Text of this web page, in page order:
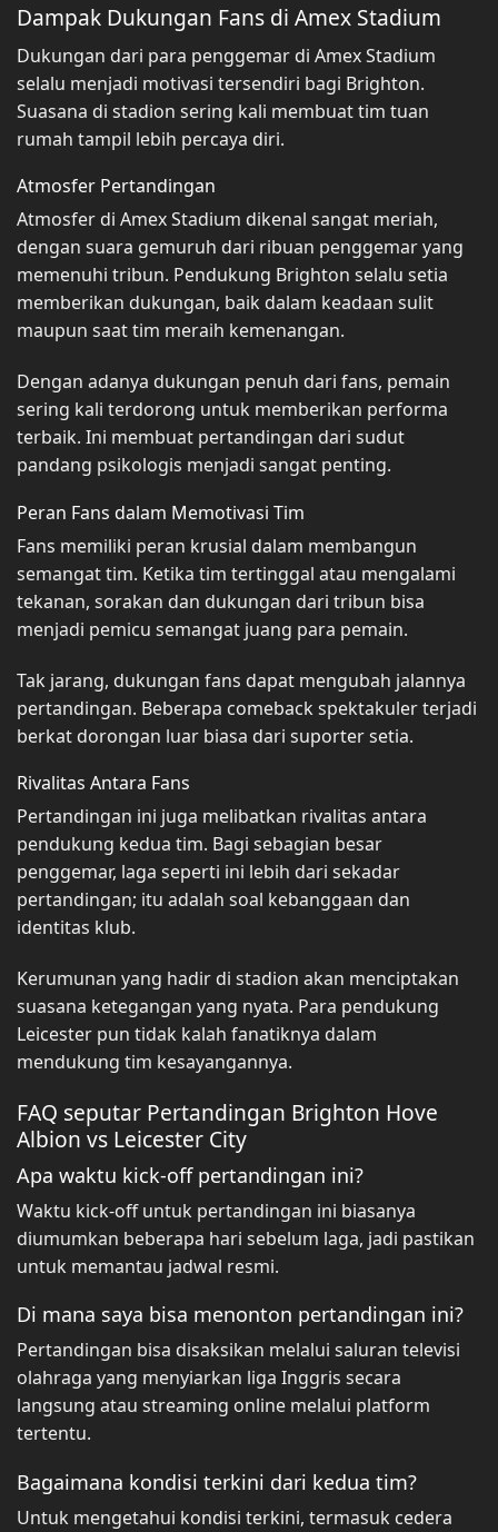
Dampak Dukungan Fans di Amex Stadium
Dukungan dari para penggemar di Amex Stadium
selalu menjadi motivasi tersendiri bagi Brighton.
Suasana di stadion sering kali membuat tim tuan
rumah tampil lebih percaya diri.
Atmosfer Pertandingan
Atmosfer di Amex Stadium dikenal sangat meriah,
dengan suara gemuruh dari ribuan penggemar yang
memenuhi tribun. Pendukung Brighton selalu setia
memberikan dukungan, baik dalam keadaan sulit
maupun saat tim meraih kemenangan.
Dengan adanya dukungan penuh dari fans, pemain
sering kali terdorong untuk memberikan performa
terbaik. Ini membuat pertandingan dari sudut
pandang psikologis menjadi sangat penting.
Peran Fans dalam Memotivasi Tim
Fans memiliki peran krusial dalam membangun
semangat tim. Ketika tim tertinggal atau mengalami
tekanan, sorakan dan dukungan dari tribun bisa
menjadi pemicu semangat juang para pemain.
Tak jarang, dukungan fans dapat mengubah jalannya
pertandingan. Beberapa comeback spektakuler terjadi
berkat dorongan luar biasa dari suporter setia.
Rivalitas Antara Fans
Pertandingan ini juga melibatkan rivalitas antara
pendukung kedua tim. Bagi sebagian besar
penggemar, laga seperti ini lebih dari sekadar
pertandingan; itu adalah soal kebanggaan dan
identitas klub.
Kerumunan yang hadir di stadion akan menciptakan
suasana ketegangan yang nyata. Para pendukung
Leicester pun tidak kalah fanatiknya dalam
mendukung tim kesayangannya.
FAQ seputar Pertandingan Brighton Hove
Albion vs Leicester City
Apa waktu kick-off pertandingan ini?
Waktu kick-off untuk pertandingan ini biasanya
diumumkan beberapa hari sebelum laga, jadi pastikan
untuk memantau jadwal resmi.
Di mana saya bisa menonton pertandingan ini?
Pertandingan bisa disaksikan melalui saluran televisi
olahraga yang menyiarkan liga Inggris secara
langsung atau streaming online melalui platform
tertentu.
Bagaimana kondisi terkini dari kedua tim?
Untuk mengetahui kondisi terkini, termasuk cedera